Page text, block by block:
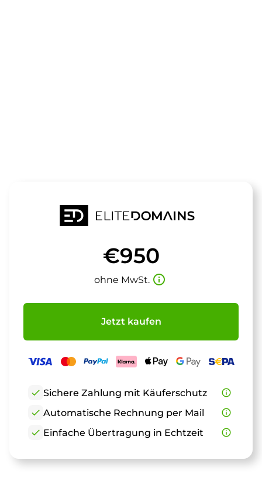
€950
ohne MwSt. info_outline
Jetzt kaufen
check Sichere Zahlung mit Käuferschutz
info_outline
check Automatische Rechnung per Mail
info_outline
check Einfache Übertragung in Echtzeit info_outline